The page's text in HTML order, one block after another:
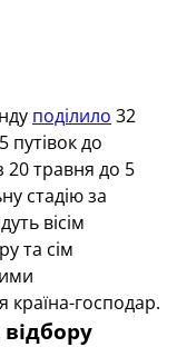
поділило 32
путівок до
20 травня до 5
стадію за
вісім
та сім
країна-господар.